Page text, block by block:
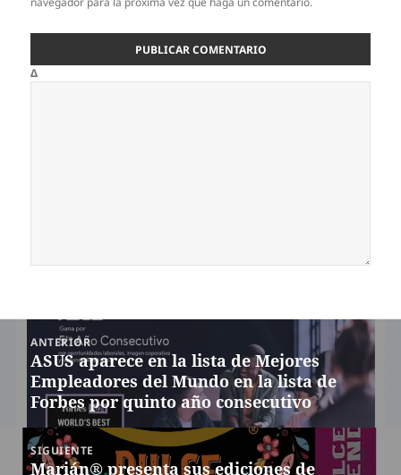
Δ
Navegación
entradas
ANTERIOR
Entrada
anterior:
ASUS aparece en la lista de Mejores
Empleadores del Mundo en la lista de
Forbes por quinto año consecutivo
SIGUIENTE
Siguiente
Marián® presenta sus ediciones de